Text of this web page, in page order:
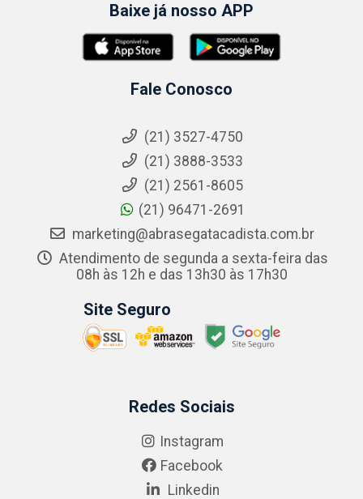
Baixe já nosso APP
Fale Conosco
(21) 3527-4750
(21) 3888-3533
(21) 2561-8605
(21) 96471-2691
marketing@abrasegatacadista.com.br
Atendimento de segunda a sexta-feira das
08h às 12h e das 13h30 às 17h30
Site Seguro
Redes Sociais
Instagram
Facebook
Linkedin